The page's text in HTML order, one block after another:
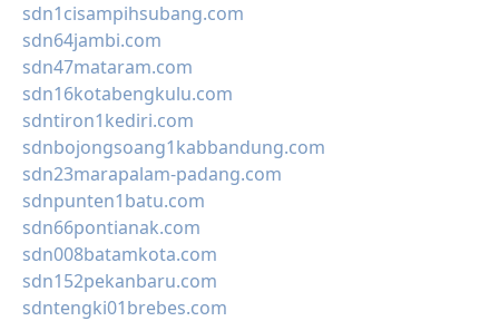
sdn1cisampihsubang.com
sdn64jambi.com
sdn47mataram.com
sdn16kotabengkulu.com
sdntiron1kediri.com
sdnbojongsoang1kabbandung.com
sdn23marapalam-padang.com
sdnpunten1batu.com
sdn66pontianak.com
sdn008batamkota.com
sdn152pekanbaru.com
sdntengki01brebes.com